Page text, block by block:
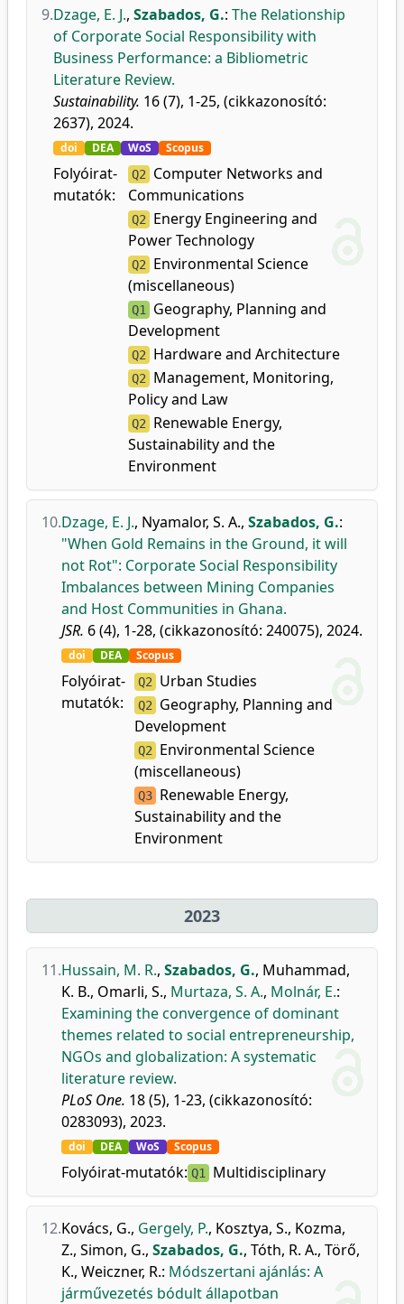
9.Dzage, E. J., Szabados, G.: The Relationship
of Corporate Social Responsibility with
Business Performance: a Bibliometric
Literature Review.
Sustainability. 16 (7), 1-25, (cikkazonosító:
2637), 2024.
doi DEA WoS Scopus
Folyóirat-
mutatók:
Q2 Computer Networks and
Communications
Q2 Energy Engineering and
Power Technology
Q2 Environmental Science
(miscellaneous)
Q1 Geography, Planning and
Development
Q2 Hardware and Architecture
Q2 Management, Monitoring,
Policy and Law
Q2 Renewable Energy,
Sustainability and the
Environment
10.Dzage, E. J., Nyamalor, S. A., Szabados, G.:
"When Gold Remains in the Ground, it will
not Rot": Corporate Social Responsibility
Imbalances between Mining Companies
and Host Communities in Ghana.
JSR. 6 (4), 1-28, (cikkazonosító: 240075), 2024.
doi DEA Scopus
Folyóirat-
mutatók:
Q2 Urban Studies
Q2 Geography, Planning and
Development
Q2 Environmental Science
(miscellaneous)
Q3 Renewable Energy,
Sustainability and the
Environment
2023
11.Hussain, M. R., Szabados, G., Muhammad,
K. B., Omarli, S., Murtaza, S. A., Molnár, E.:
Examining the convergence of dominant
themes related to social entrepreneurship,
NGOs and globalization: A systematic
literature review.
PLoS One. 18 (5), 1-23, (cikkazonosító:
0283093), 2023.
doi DEA WoS Scopus
Folyóirat-mutatók: Q1 Multidisciplinary
12.Kovács, G., Gergely, P., Kosztya, S., Kozma,
Z., Simon, G., Szabados, G., Tóth, R. A., Törő,
K., Weiczner, R.: Módszertani ajánlás: A
járművezetés bódult állapotban